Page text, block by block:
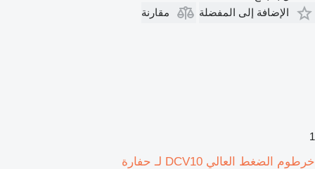
الإضافة إلى المفضلة
مقارنة
1
خرطوم الضغط العالي DCV10 لـ حفارة